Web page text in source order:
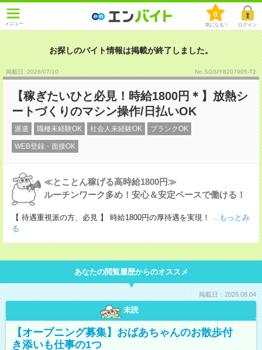
メニュー
0
気になる！ ログイン
お探しのバイト情報は掲載が終了しました。
掲載日 :2026/07/10 No.SGSIY8207905-T2
【稼ぎたいひと必見！時給1800円＊】放熱シ
ートづくりのマシン操作/日払いOK
派遣 職種未経験OK 社会人未経験OK ブランクOK
WEB登録・面接OK
≪とことん稼げる高時給1800円≫
ルーチンワーク多め！安心＆安定ペースで働ける！
【 待遇重視派の方、必見 】 時給1800円の厚待遇を実現！
...もっとみ
る
あなたの閲覧履歴からのオススメ
掲載日：2026.08.04
未読
【オープニング募集】おばあちゃんのお散歩付
き添いも仕事の1つ